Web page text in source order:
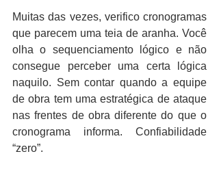
Muitas das vezes, verifico cronogramas
que parecem uma teia de aranha. Você
olha o sequenciamento lógico e não
consegue perceber uma certa lógica
naquilo. Sem contar quando a equipe
de obra tem uma estratégica de ataque
nas frentes de obra diferente do que o
cronograma informa. Confiabilidade
“zero”.